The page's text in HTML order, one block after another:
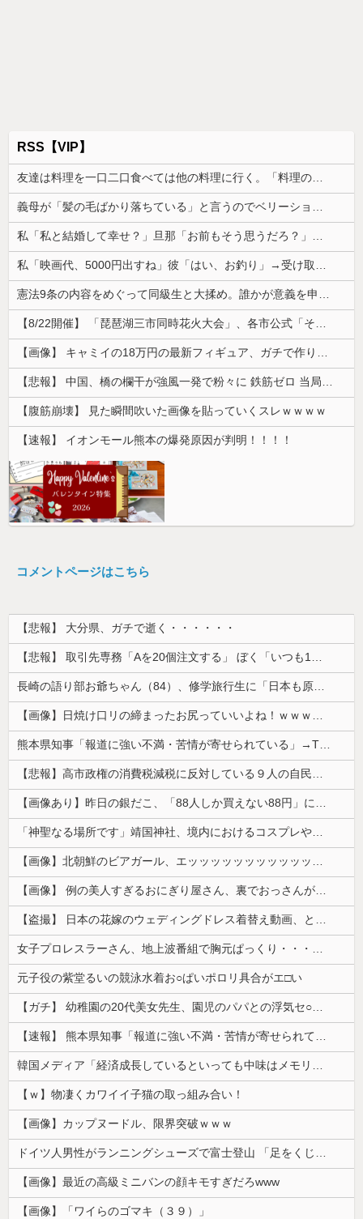
RSS【VIP】
友達は料理を一口二口食べては他の料理に行く。「料理の味にすぐ飽きて同じ物をずっと食べていると辛い」らしい
義母が「髪の毛ばかり落ちている」と言うのでベリーショートにした。その後の掃除で出た長い毛を見て「あら、私の毛より長いみたい」と言ったら…
私「私と結婚して幸せ？」旦那「お前もそう思うだろ？」→その返事が忘れられず、後日まさかの展開に…
私「映画代、5000円出すね」彼「はい、お釣り」→受け取った金額を見て、デート中の違和感に気づいてしまい…
憲法9条の内容をめぐって同級生と大揉め。誰かが意義を申し立てると「憲法に逆らうなやハンザイ者www」とかほざき...
【8/22開催】 「琵琶湖三市同時花火大会」、各市公式「そんな花火大会は存在しない」→ 高価チケットを購入した人達がSNS阿鼻叫喚
【画像】 キャミイの18万円の最新フィギュア、ガチで作り込みがエグすぎる
【悲報】 中国、橋の欄干が強風一発で粉々に 鉄筋ゼロ 当局「接着剤でくっつけただけ」「正常で、品質問題はない」
【腹筋崩壊】 見た瞬間吹いた画像を貼っていくスレｗｗｗｗ
【速報】 イオンモール熊本の爆発原因が判明！！！！
コメントページはこちら
【悲報】 大分県、ガチで逝く・・・・・・
【悲報】 取引先専務「Aを20個注文する」 ぼく「いつも1～2個しか使わないけど本当に20であってる？」 取専「あってる」→結果『こう』なったんだが...
長崎の語り部お爺ちゃん（84）、修学旅行生に「日本も原爆を持たないと負ける」と言われびっくり！ 被団協代表（85）も中学生に「核を持たないで日本...
【画像】日焼け口リの締まったお尻っていいよね！ｗｗｗｗｗ
熊本県知事「報道に強い不満・苦情が寄せられている」→TBSの報道特集がまさにそれな件
【悲報】高市政権の消費税減税に反対している９人の自民党議員が全て判明！！！！ やっぱりコイツラかｗｗｗｗｗ
【画像あり】昨日の銀だこ、「88人しか買えない88円」に大行列をなす都民コチラｗｗｗｗｗ
「神聖なる場所です」靖国神社、境内におけるコスプレや軍装の禁止を発表！
【画像】北朝鮮のビアガール、エッッッッッッッッッッッッッッッッッ！
【画像】 例の美人すぎるおにぎり屋さん、裏でおっさんが握っていたｗｗｗｗｗｗｗｗｗｗｗｗｗｗｗｗｗ
【盗撮】 日本の花嫁のウェディングドレス着替え動画、とんでもない神乳だと海外で話題に
女子プロレスラーさん、地上波番組で胸元ぱっくり・・・（※画像あり）
元子役の紫堂るいの競泳水着お○ぱいポロリ具合がエ□い
【ガチ】 幼稚園の20代美女先生、園児のパパとの浮気セ○クス動画が流出して終わる
【速報】 熊本県知事「報道に強い不満・苦情が寄せられている」→TBSの報道特集がまさにそれな件
韓国メディア「経済成長しているといっても中味はメモリ価格だけ。雇用増加見通しが半減してしまった」……韓国の内需不況は根強い状況っすね
【ｗ】物凄くカワイイ子猫の取っ組み合い！
【画像】カップヌードル、限界突破ｗｗｗ
ドイツ人男性がランニングシューズで富士登山 「足をくじいて動けない」
【画像】最近の高級ミニバンの顔キモすぎだろwww
【画像】「ワイらのゴマキ（３９）」